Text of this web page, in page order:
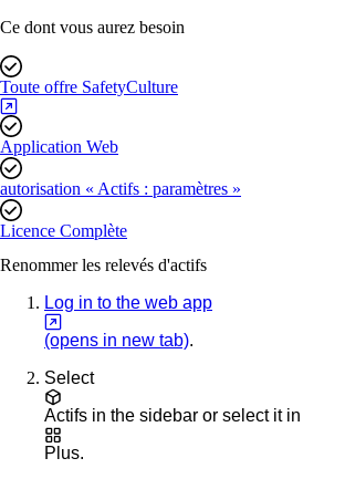
Ce dont vous aurez besoin
Toute offre SafetyCulture
Application Web
autorisation « Actifs : paramètres »
Licence Complète
Renommer les relevés d'actifs
Log in to the web app
(opens in new tab).
Select
Actifs in the sidebar or select it in
Plus.